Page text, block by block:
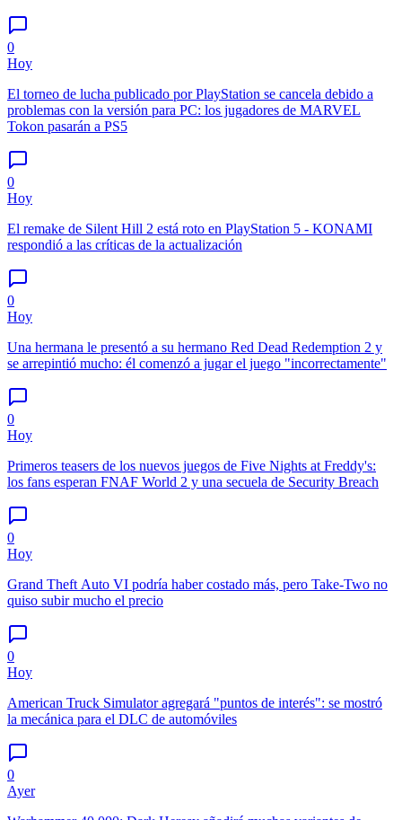
0
Hoy
El torneo de lucha publicado por PlayStation se cancela debido a
problemas con la versión para PC: los jugadores de MARVEL
Tokon pasarán a PS5
0
Hoy
El remake de Silent Hill 2 está roto en PlayStation 5 - KONAMI
respondió a las críticas de la actualización
0
Hoy
Una hermana le presentó a su hermano Red Dead Redemption 2 y
se arrepintió mucho: él comenzó a jugar el juego "incorrectamente"
0
Hoy
Primeros teasers de los nuevos juegos de Five Nights at Freddy's:
los fans esperan FNAF World 2 y una secuela de Security Breach
0
Hoy
Grand Theft Auto VI podría haber costado más, pero Take-Two no
quiso subir mucho el precio
0
Hoy
American Truck Simulator agregará "puntos de interés": se mostró
la mecánica para el DLC de automóviles
0
Ayer